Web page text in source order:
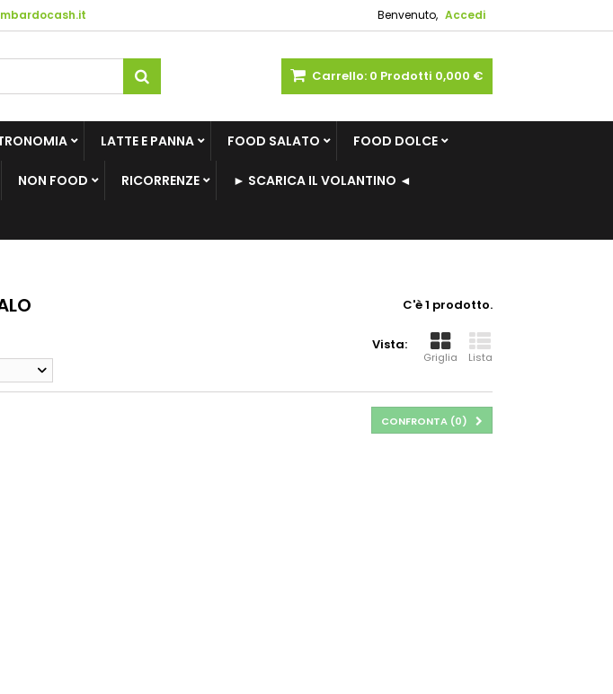
Benvenuto, Accedi
Carrello: 0 Prodotti 0,000 €
LATTE E PANNA FOOD SALATO FOOD DOLCE
NON FOOD RICORRENZE ► SCARICA IL VOLANTINO ◄
C'è 1 prodotto.
Vista:
Griglia Lista
CONFRONTA (0)